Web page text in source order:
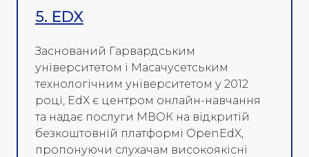
5. EDX
Заснований Гарвардським
університетом і Масачусетським
технологічним університетом у 2012
році, EdX є центром онлайн-навчання
та надає послуги МВОК на відкритій
безкоштовній платформі OpenEdX,
пропонуючи слухачам високоякісні